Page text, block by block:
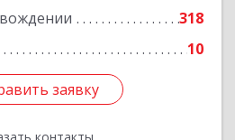
318
10
заявку
заявку